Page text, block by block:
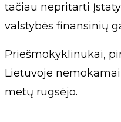
tačiau nepritarti
valstybės finansinių
Priešmokyklinukai,
Lietuvoje
metų rugsėjo.